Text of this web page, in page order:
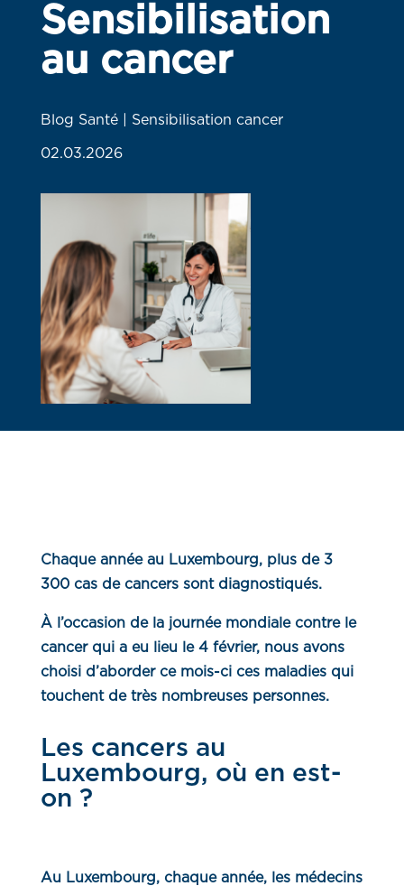
Sensibilisation
au cancer
Blog Santé | Sensibilisation cancer
02.03.2026
Chaque année au Luxembourg, plus de 3
300 cas de cancers sont diagnostiqués.
À l’occasion de la journée mondiale contre le
cancer qui a eu lieu le 4 février, nous avons
choisi d’aborder ce mois-ci ces maladies qui
touchent de très nombreuses personnes.
Les cancers au
Luxembourg, où en est-
on ?
Au Luxembourg, chaque année, les médecins